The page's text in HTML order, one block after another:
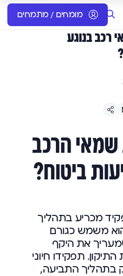
מומחים / מתמחים
רכב בנוגע
שמאי הרכב
ביטוח?
מכריע בתהליך
משמש כגורם
שמעריך את היקף
תפקידו חיוני
בתהליך התביעה,